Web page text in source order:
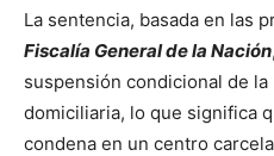
La sentencia, basada en las
Fiscalía General de la Nación
suspensión condicional de la
domiciliaria, lo que significa
condena en un centro